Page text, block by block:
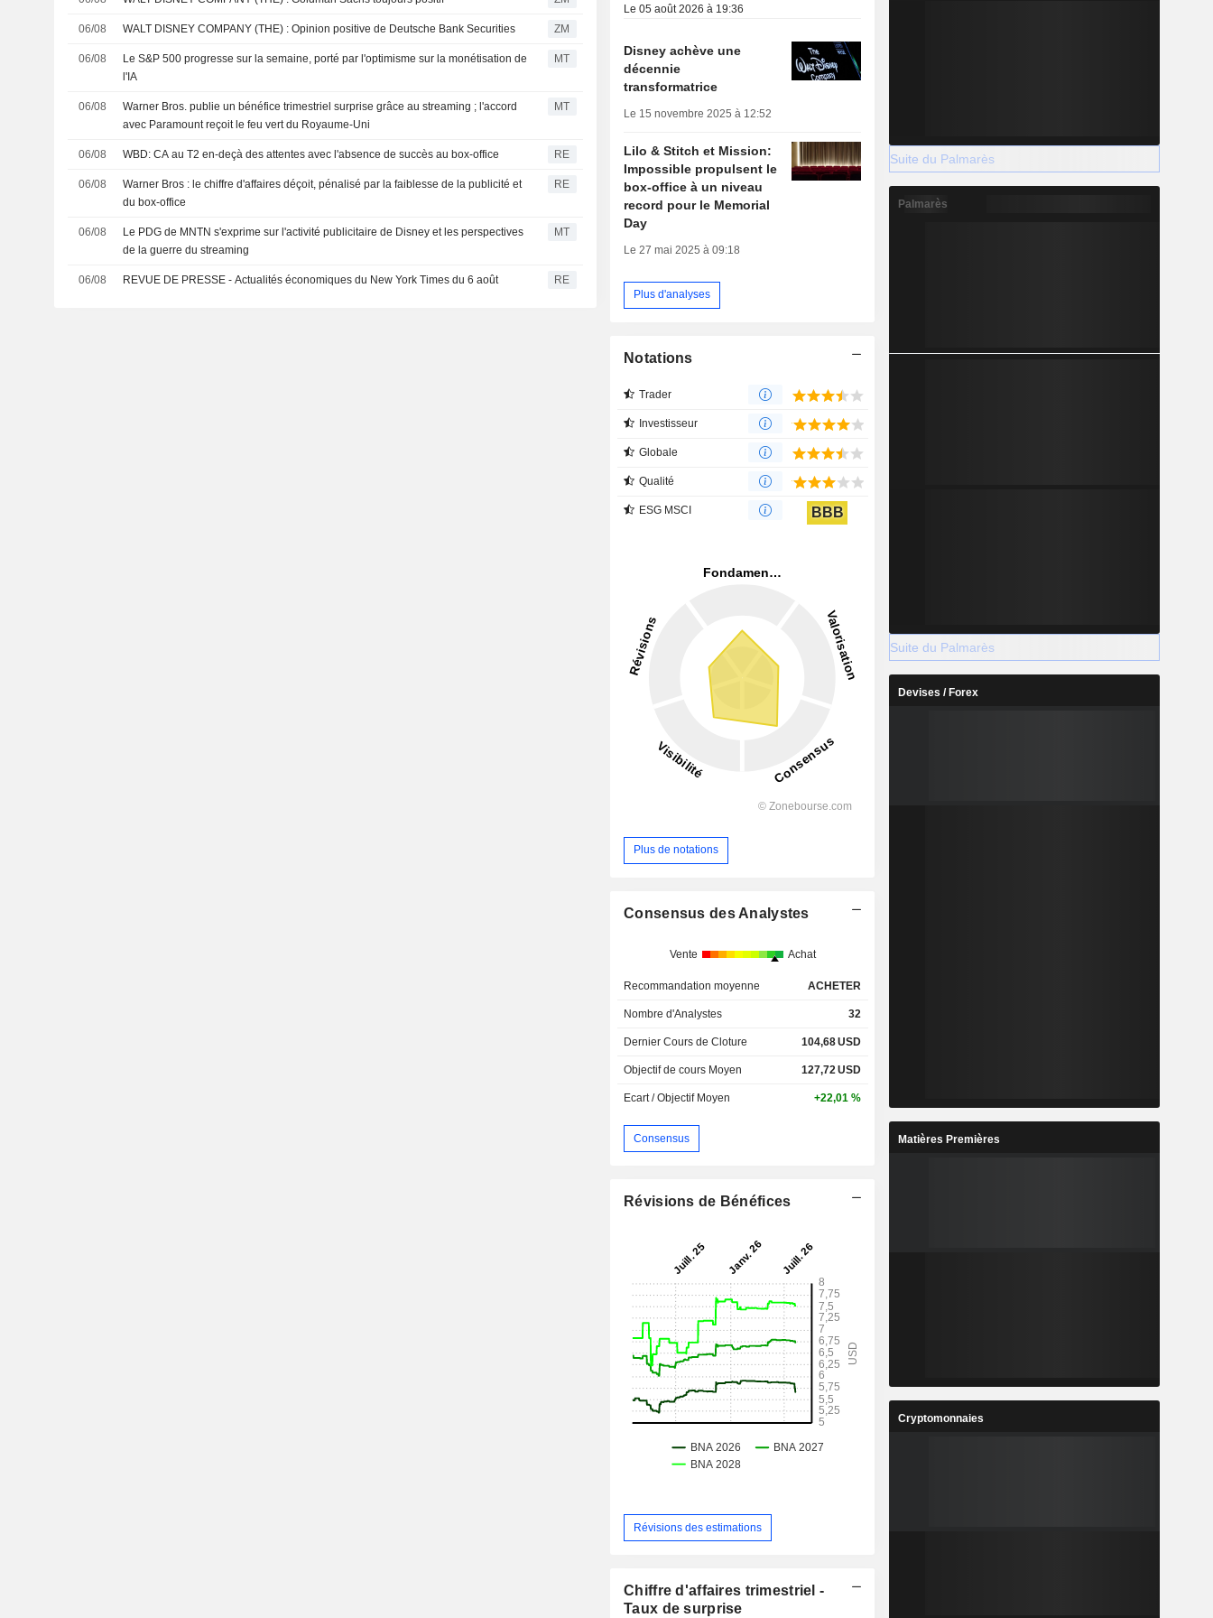
06/08 WALT DISNEY COMPANY (THE) : Opinion positive de Deutsche Bank Securities ZM
06/08
Le S&P 500 progresse sur la semaine, porté par l'optimisme sur la monétisation de
l'IA
MT
06/08
Warner Bros. publie un bénéfice trimestriel surprise grâce au streaming ; l'accord
avec Paramount reçoit le feu vert du Royaume-Uni
MT
06/08 WBD: CA au T2 en-deçà des attentes avec l'absence de succès au box-office RE
06/08
Warner Bros : le chiffre d'affaires déçoit, pénalisé par la faiblesse de la publicité et
du box-office
RE
06/08
Le PDG de MNTN s'exprime sur l'activité publicitaire de Disney et les perspectives
de la guerre du streaming
MT
06/08 REVUE DE PRESSE - Actualités économiques du New York Times du 6 août RE
Le 05 août 2026 à 19:36
Disney achève une
décennie
transformatrice
Le 15 novembre 2025 à 12:52
Lilo & Stitch et Mission:
Impossible propulsent le
box-office à un niveau
record pour le Memorial
Day
Le 27 mai 2025 à 09:18
Plus d'analyses
Notations
Trader
Investisseur
Globale
Qualité
ESG MSCI BBB
Plus de notations
Consensus des Analystes
Vente Achat
Recommandation moyenne ACHETER
Nombre d'Analystes 32
Dernier Cours de Cloture 104,68USD
Objectif de cours Moyen 127,72USD
Ecart / Objectif Moyen +22,01 %
Consensus
Révisions de Bénéfices
Révisions des estimations
Chiffre d'affaires trimestriel -
Taux de surprise
Suite du Palmarès
Palmarès
Suite du Palmarès
Devises / Forex
Matières Premières
Cryptomonnaies